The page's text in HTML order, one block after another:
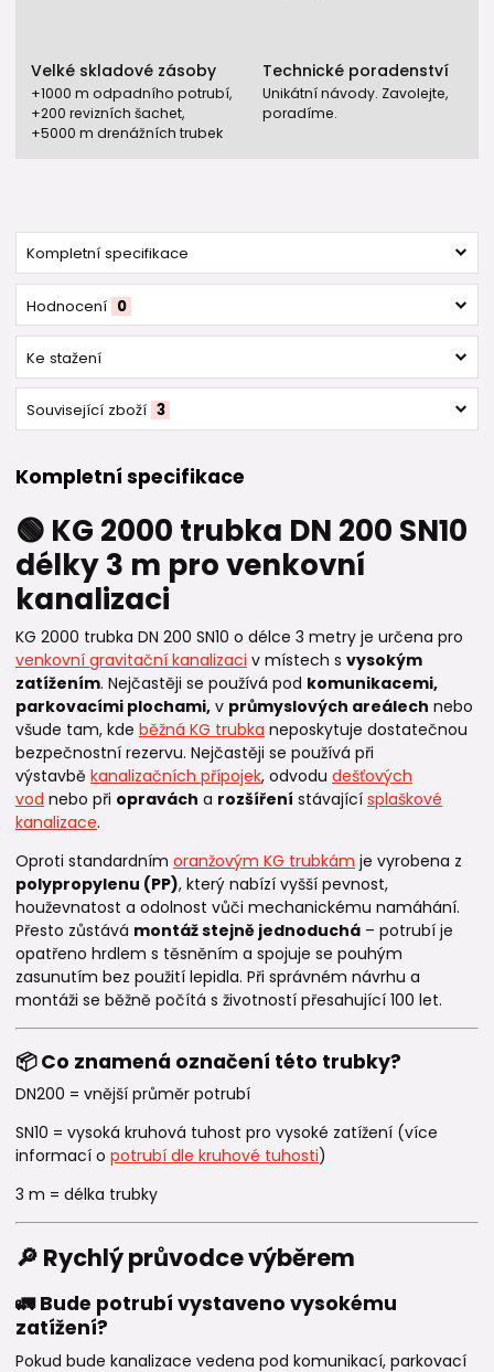
Velké skladové zásoby
+1000 m odpadního potrubí,
+200 revizních šachet,
+5000 m drenážních trubek
Technické poradenství
Unikátní návody. Zavolejte,
poradíme.
Kompletní specifikace
Hodnocení 0
Ke stažení
Související zboží 3
Kompletní specifikace
🟢 KG 2000 trubka DN 200 SN10
délky 3 m pro venkovní
kanalizaci
KG 2000 trubka DN 200 SN10 o délce 3 metry je určena pro
venkovní gravitační kanalizaci v místech s vysokým
zatížením. Nejčastěji se používá pod komunikacemi,
parkovacími plochami, v průmyslových areálech nebo
všude tam, kde běžná KG trubka neposkytuje dostatečnou
bezpečnostní rezervu. Nejčastěji se používá při
výstavbě kanalizačních přípojek, odvodu dešťových
vod nebo při opravách a rozšíření stávající splaškové
kanalizace.
Oproti standardním oranžovým KG trubkám je vyrobena z
polypropylenu (PP), který nabízí vyšší pevnost,
houževnatost a odolnost vůči mechanickému namáhání.
Přesto zůstává montáž stejně jednoduchá – potrubí je
opatřeno hrdlem s těsněním a spojuje se pouhým
zasunutím bez použití lepidla. Při správném návrhu a
montáži se běžně počítá s životností přesahující 100 let.
📦 Co znamená označení této trubky?
DN200 = vnější průměr potrubí
SN10 = vysoká kruhová tuhost pro vysoké zatížení (více
informací o potrubí dle kruhové tuhosti)
3 m = délka trubky
🔎 Rychlý průvodce výběrem
🚛 Bude potrubí vystaveno vysokému
zatížení?
Pokud bude kanalizace vedena pod komunikací, parkovací